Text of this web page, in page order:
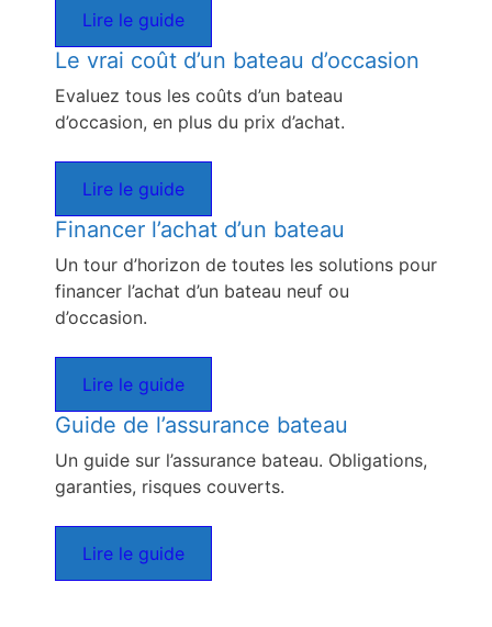
Lire le guide
Le vrai coût d’un bateau d’occasion
Evaluez tous les coûts d’un bateau
d’occasion, en plus du prix d’achat.
Lire le guide
Financer l’achat d’un bateau
Un tour d’horizon de toutes les solutions pour
financer l’achat d’un bateau neuf ou
d’occasion.
Lire le guide
Guide de l’assurance bateau
Un guide sur l’assurance bateau. Obligations,
garanties, risques couverts.
Lire le guide